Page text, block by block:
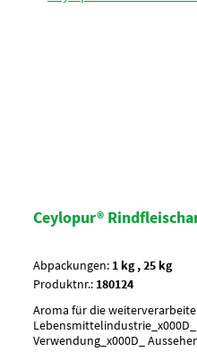
Ceylopur®
Abpackungen:
1 kg , 25 kg
Produktnr.: 180124
Aroma für die
Verwendung_x000D_